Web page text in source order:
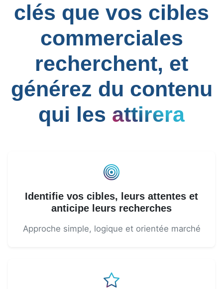
clés que vos cibles
commerciales
recherchent, et
générez du contenu
qui les attirera
Identifie vos cibles, leurs attentes et
anticipe leurs recherches
Approche simple, logique et orientée marché